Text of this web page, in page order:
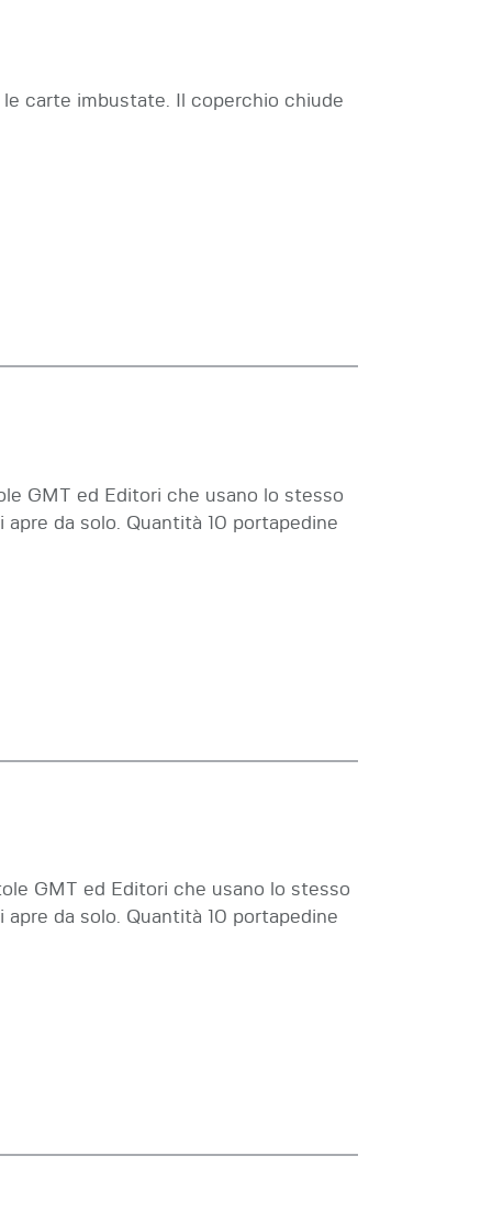
carte imbustate. Il coperchio chiude
GMT ed Editori che usano lo stesso
da solo. Quantità 10 portapedine
GMT ed Editori che usano lo stesso
da solo. Quantità 10 portapedine